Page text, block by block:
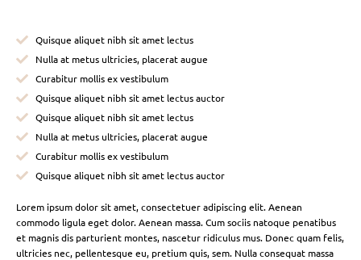
Quisque aliquet nibh sit amet lectus
Nulla at metus ultricies, placerat augue
Curabitur mollis ex vestibulum
Quisque aliquet nibh sit amet lectus auctor
Quisque aliquet nibh sit amet lectus
Nulla at metus ultricies, placerat augue
Curabitur mollis ex vestibulum
Quisque aliquet nibh sit amet lectus auctor
Lorem ipsum dolor sit amet, consectetuer adipiscing elit. Aenean
commodo ligula eget dolor. Aenean massa. Cum sociis natoque penatibus
et magnis dis parturient montes, nascetur ridiculus mus. Donec quam felis,
ultricies nec, pellentesque eu, pretium quis, sem. Nulla consequat massa